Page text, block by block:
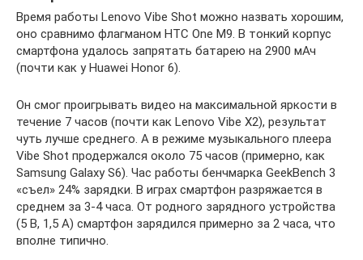
Время работы Lenovo Vibe Shot можно назвать хорошим,
оно сравнимо флагманом HTC One M9. В тонкий корпус
смартфона удалось запрятать батарею на 2900 мАч
(почти как у Huawei Honor 6).
Он смог проигрывать видео на максимальной яркости в
течение 7 часов (почти как Lenovo Vibe X2), результат
чуть лучше среднего. А в режиме музыкального плеера
Vibe Shot продержался около 75 часов (примерно, как
Samsung Galaxy S6). Час работы бенчмарка GeekBench 3
«съел» 24% зарядки. В играх смартфон разряжается в
среднем за 3-4 часа. От родного зарядного устройства
(5 В, 1,5 А) смартфон зарядился примерно за 2 часа, что
вполне типично.